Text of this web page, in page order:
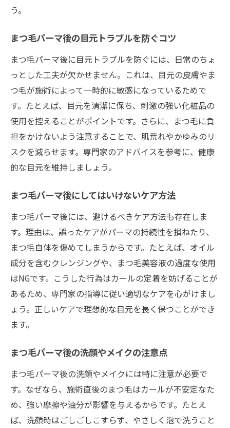
う。
まつ毛パーマ後の目元トラブルを防ぐコツ
まつ毛パーマ後に目元トラブルを防ぐには、日常のちょ
っとした工夫が欠かせません。これは、目元の皮膚やま
つ毛が施術によって一時的に敏感になっているためで
す。たとえば、目元を清潔に保ち、刺激の強い化粧品の
使用を控えることがポイントです。さらに、まつ毛に負
担をかけないよう注意することで、肌荒れやかゆみのリ
スクを減らせます。専門家のアドバイスを参考に、健康
的な目元を維持しましょう。
まつ毛パーマ後にしてはいけないケア方法
まつ毛パーマ後には、避けるべきケア方法も存在しま
す。理由は、誤ったケアがパーマの持続性を損ねたり、
まつ毛自体を傷めてしまうからです。たとえば、オイル
成分を含むクレンジングや、まつ毛美容液の過度な使用
はNGです。こうした行為はカールの定着を妨げることが
あるため、専門家の指導に従い適切なケアを心がけまし
ょう。正しいケアで理想的な目元を長く保つことができ
ます。
まつ毛パーマ後の洗顔やメイクの注意点
まつ毛パーマ後の洗顔やメイクには特に注意が必要で
す。なぜなら、施術直後のまつ毛はカールが不安定なた
め、強い摩擦や油分が影響を与えるからです。たとえ
ば、洗顔時はごしごしこすらず、やさしく泡で洗うこと